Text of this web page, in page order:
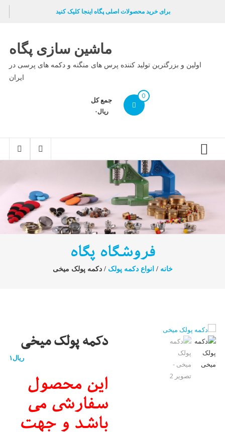
برای خرید محصولات اصلی پگاه اینجا کلیک کنید
ماشین سازی پگاه
اولین و بزرگترین تولید کننده پرس های منگنه و دکمه های پرسی در
ایران
0 جمع کل
ریال۰
فروشگاه پگاه
خانه / انواع دکمه پولک / دکمه پولک میخی
دکمه پولک میخی
ریال۱
این محصول
سفارشی می
باشد و جهت